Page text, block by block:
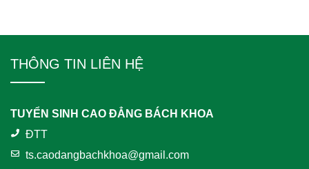
THÔNG TIN LIÊN HỆ
TUYỂN SINH CAO ĐẲNG BÁCH KHOA
ĐTT
ts.caodangbachkhoa@gmail.com